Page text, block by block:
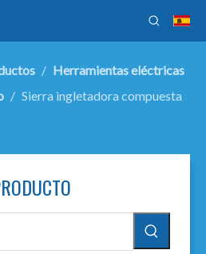
/ Herramientas eléctricas
/ Sierra ingletadora compuesta